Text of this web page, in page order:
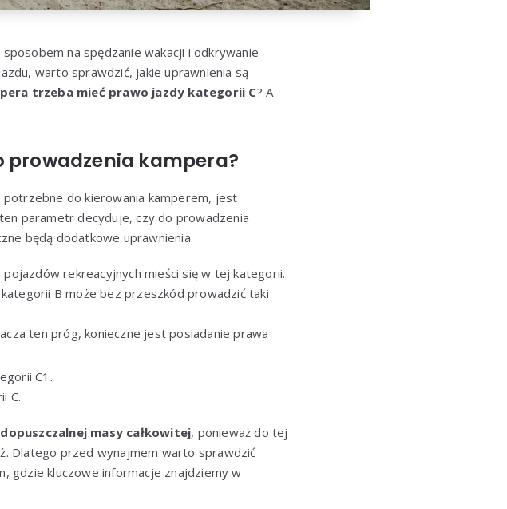
na spędzanie wakacji i odkrywanie
warto sprawdzić, jakie uprawnienia są
trzeba mieć prawo jazdy kategorii C? A
prowadzenia kampera?
do kierowania kamperem, jest
parametr decyduje, czy do prowadzenia
będą dodatkowe uprawnienia.
rekreacyjnych mieści się w tej kategorii.
B może bez przeszkód prowadzić taki
ten próg, konieczne jest posiadanie prawa
C1.
C.
dopuszczalnej masy całkowitej, ponieważ do tej
Dlatego przed wynajmem warto sprawdzić
gdzie kluczowe informacje znajdziemy w